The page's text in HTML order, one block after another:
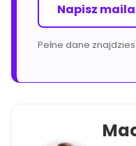
Napisz maila
Pełne dane